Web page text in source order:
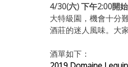
4/30(六) 下午2:00開始
大特級園，機會十分
酒莊的迷人風味。大
酒單如下：